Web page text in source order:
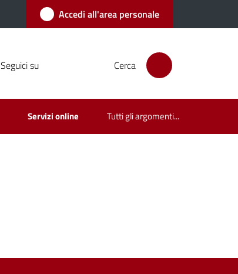
Accedi all'area personale
Seguici su Cerca
Servizi online Tutti gli argomenti...